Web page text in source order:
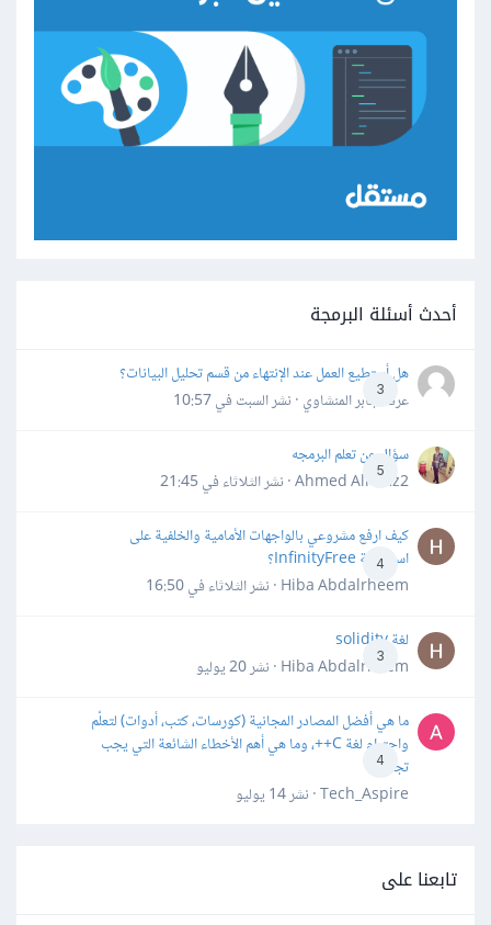
أحدث أسئلة البرمجة
3
هل أستطيع العمل عند الإنتهاء من قسم تحليل البيانات؟
عرفه جابر المنشاوي · نشرالسبت في 10:57
5
سؤال عن تعلم البرمجه
Ahmed Alhafiz2 · نشر
الثلاثاء في 21:45
4
كيف ارفع مشروعي بالواجهات الأمامية والخلفية على
استضافة InfinityFree؟
Hiba Abdalrheem · نشر
الثلاثاء في 16:50
3
لغة solidity
Hiba Abdalrheem · نشر
20 يوليو
4
ما هي أفضل المصادر المجانية (كورسات، كتب، أدوات) لتعلّم
واحترام لغة C++، وما هي أهم الأخطاء الشائعة التي يجب
تجنبها؟
Tech_Aspire · نشر
14 يوليو
تابعنا على